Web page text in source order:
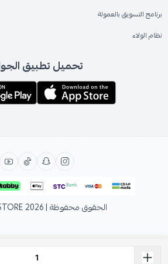
برنامج التسويق بالعمولة
نظام الولاء
تحميل تطبيق
الحقوق محفوظة | 2026